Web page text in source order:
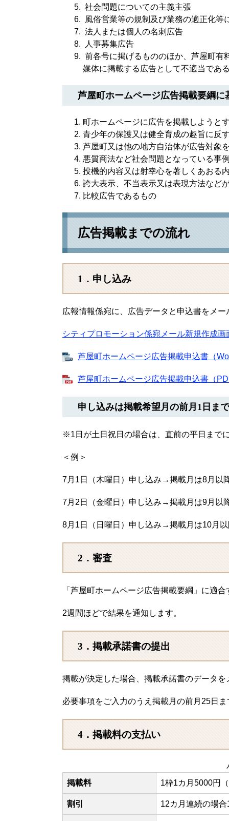
社会問題についての主義主張
風俗営業等の規制及び業務の適正化
法人または個人の名刺広告
人事募集広告
前各号に掲げるもののほか、芦屋町有
媒体に掲載する広告として不適当であ
芦屋町ホームページ広告掲載要綱に
町ホームページに広告を掲載しようと
青少年の保護又は健全育成の趣旨に反
芦屋町又は他の地方自治体が広告対象
悪質商法など社会問題となっている事
投機的内容又は射幸心を著しくあおる
誇大表示、不当表示又は表現方法など
比較広告であるもの
広告掲載までの流れ
1．申し込み
広報情報係宛に、広告データと申込書をメ
シティプロモーション係宛メール新規作成画
芦屋町ホームページ広告掲載申込書（
芦屋町ホームページ広告掲載申込書（
申し込みは掲載希望月の前月1日ま
※1日が土日祝日の場合は、直前の平日まで
＜例＞
7月1日（木曜日）申し込み→掲載月は8月以
7月2日（金曜日）申し込み→掲載月は9月以
8月1日（日曜日）申し込み→掲載月は10月
2．審査
「芦屋町ホームページ広告掲載要綱」に適
2週間ほどで結果を通知します。
3．掲載承諾書の提出
掲載が決定した場合、掲載承諾書のデータを
必要事項をご入力のうえ掲載月の前月25日
4．掲載料の支払い
掲載料
1枠1カ月5000円
割引 12カ月連続の場